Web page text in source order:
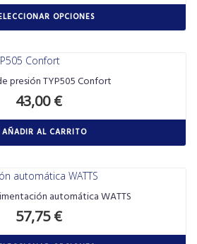
OPCIONES
presión TYP505 Confort
43,00€
AÑADIR AL CARRITO
automática WATTS
57,75€